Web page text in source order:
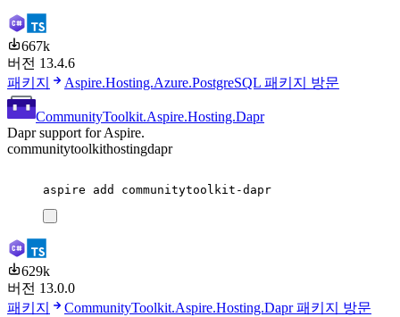
667k
버전 13.4.6
패키지
Aspire.Hosting.Azure.PostgreSQL 패키지 방문
CommunityToolkit.Aspire.Hosting.Dapr
Dapr support for Aspire.
communitytoolkithostingdapr
aspire add communitytoolkit-dapr
629k
버전 13.0.0
패키지
CommunityToolkit.Aspire.Hosting.Dapr 패키지 방문